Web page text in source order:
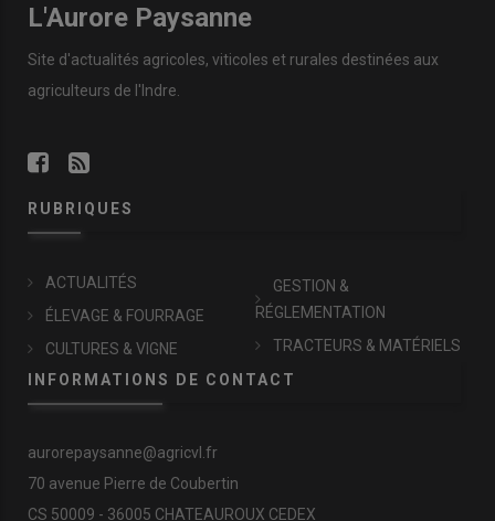
L'Aurore Paysanne
Site d'actualités agricoles, viticoles et rurales destinées aux
agriculteurs de l'Indre.
RUBRIQUES
ACTUALITÉS
ÉLEVAGE & FOURRAGE
CULTURES & VIGNE
GESTION &
RÉGLEMENTATION
TRACTEURS & MATÉRIELS
INFORMATIONS DE CONTACT
aurorepaysanne@agricvl.fr
70 avenue Pierre de Coubertin
CS 50009 - 36005 CHATEAUROUX CEDEX